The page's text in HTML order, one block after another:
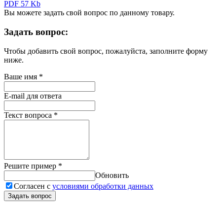
PDF 57 Kb
Вы можете задать свой вопрос по данному товару.
Задать вопрос:
Чтобы добавить свой вопрос, пожалуйста, заполните форму
ниже.
Ваше имя *
E-mail для ответа
Текст вопроса *
Решите пример *
Обновить
Согласен с условиями обработки данных
Задать вопрос